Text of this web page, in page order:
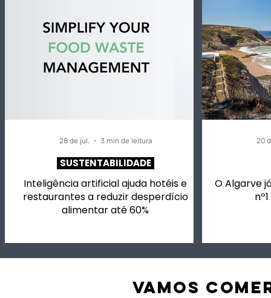
Inteligência artificial ajuda hotéis e
restaurantes a reduzir desperdício
alimentar até 60%
SUSTENTABILIDADE
28 de jul. 3 min de leitura
O Algarve
20
VAMOS